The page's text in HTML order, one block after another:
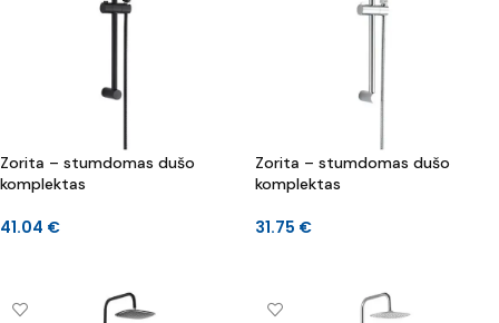
Zorita – stumdomas dušo
komplektas
41.04 €
Zorita – stumdomas dušo
komplektas
31.75 €